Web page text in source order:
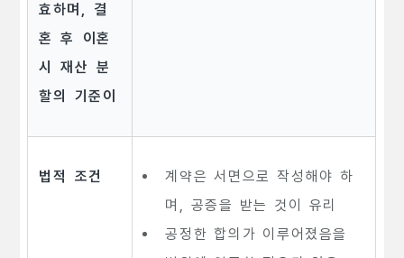
효하며, 결
혼 후 이혼
시 재산 분
할의 기준이
법적 조건
계약은 서면으로 작성해야 하
며, 공증을 받는 것이 유리
공정한 합의가 이루어졌음을